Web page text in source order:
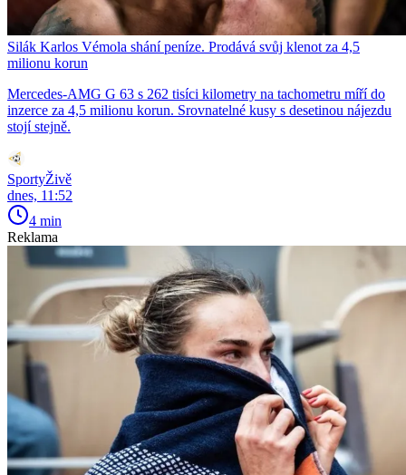
Silák Karlos Vémola shání peníze. Prodává svůj klenot za 4,5
milionu korun
Mercedes-AMG G 63 s 262 tisíci kilometry na tachometru míří do
inzerce za 4,5 milionu korun. Srovnatelné kusy s desetinou nájezdu
stojí stejně.
SportyŽivě
dnes, 11:52
4 min
Reklama